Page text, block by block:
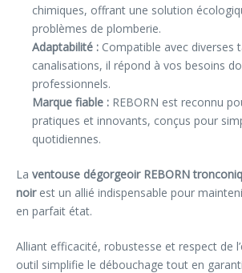
chimiques, offrant une solution
problèmes de plomberie.
Adaptabilité : Compatible avec diverses
canalisations, il répond à vos besoins
professionnels.
Marque fiable : REBORN est reconnu
pratiques et innovants, conçus pour
quotidiennes.
La ventouse dégorgeoir REBORN
noirest un allié indispensable pour
en parfait état.
Alliant efficacité, robustesse et respect de
outil simplifie le débouchage tout en